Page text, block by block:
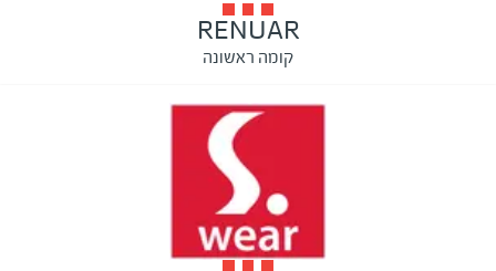
RENUAR
קומה ראשונה